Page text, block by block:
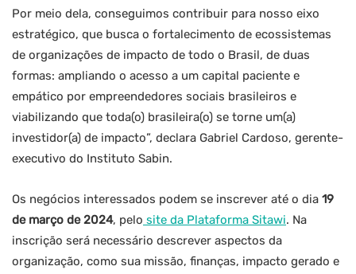
Por meio dela, conseguimos contribuir para nosso eixo
estratégico, que busca o fortalecimento de ecossistemas
de organizações de impacto de todo o Brasil, de duas
formas: ampliando o acesso a um capital paciente e
empático por empreendedores sociais brasileiros e
viabilizando que toda(o) brasileira(o) se torne um(a)
investidor(a) de impacto”, declara Gabriel Cardoso, gerente-
executivo do Instituto Sabin.
Os negócios interessados podem se inscrever até o dia 19
de março de 2024, pelo site da Plataforma Sitawi. Na
inscrição será necessário descrever aspectos da
organização, como sua missão, finanças, impacto gerado e